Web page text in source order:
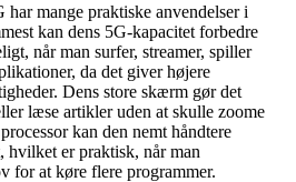
mange praktiske anvendelser i
kan dens 5G-kapacitet forbedre
når man surfer, streamer, spiller
da det giver højere
Dens store skærm gør det
læse artikler uden at skulle zoome
kan den nemt håndtere
hvilket er praktisk, når man
for at køre flere programmer.